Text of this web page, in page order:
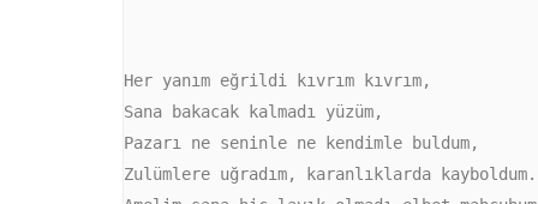
Her yanım eğrildi kıvrım kıvrım,
Sana bakacak kalmadı yüzüm,
Pazarı ne seninle ne kendimle buldum,
Zulümlere uğradım, karanlıklarda kayboldum.